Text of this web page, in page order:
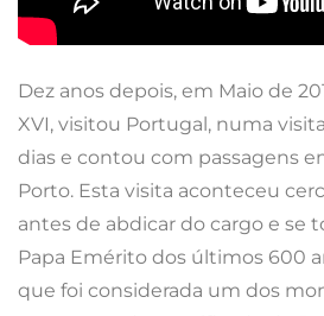
Dez anos depois, em Maio de
XVI, visitou Portugal, numa
dias e contou com passagens
Porto. Esta visita aconteceu
antes de abdicar do cargo e se
Papa Emérito dos últimos 600
que foi considerada um dos